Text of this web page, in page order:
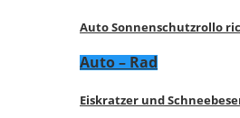
Auto Sonnenschutzrollo
Auto – Rad
Eiskratzer und